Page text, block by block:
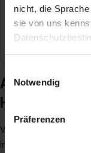
nicht, die
sie von uns
Benutzung der
Notwendig
Präferenzen
0431-5194299
E-Mail anzeigen
Mitarbeiter
Ausbildung
Von der Ostsee bis
Interessen von